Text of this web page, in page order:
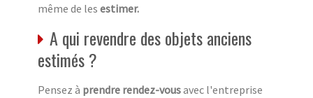
même de les estimer.
A qui revendre des objets anciens
estimés ?
Pensez à prendre rendez-vousavec l'entreprise